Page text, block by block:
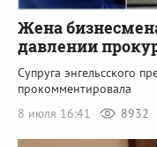
Жена
давлении
Супруга энгельсского
прокомментировала
8 июля 16:41
8932